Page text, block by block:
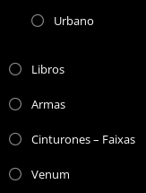
Urbano
Libros
Armas
Cinturones – Faixas
Venum